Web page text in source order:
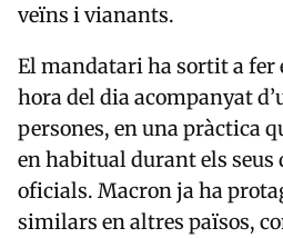
veïns i vianants.
El mandatari ha sortit a fer
hora del dia acompanyat
persones, en una pràctica
en habitual durant els seus
oficials. Macron ja ha
similars en altres països,